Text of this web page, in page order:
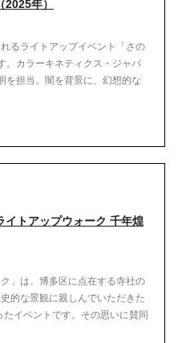
年）
るライトアップイベント「さの
。カラーキネティクス・ジャパ
を担当。闇を背景に、幻想的な
イトアップウォーク 千年煌
」は、博多区に点在する寺社の
的な景観に親しんでいただきた
イベントです。その思いに賛同